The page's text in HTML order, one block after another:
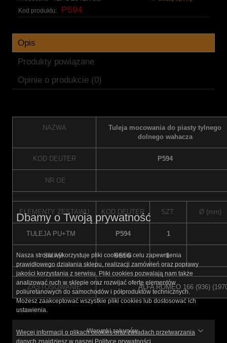
Kod produktu:
P594
Opis
Produkty powiązane
Opinie o produkcie (0)
NAZWA
Tuleja mocowania do piasty tylnego
dolnego wahacza
KOD DEUTER P594
NR OE
ELEMENTY ZESTAWU KOD DEUTER SZT. Ø (mm)
TULEJA PU+TM P594 1
SMAR SS5G 1
ZASTOSOWANIE ALFA ROMEO 166 (936)
Warunki zakupów
Dbamy o Twoją prywatność
Nasza strona wykorzystuje pliki cookies w celu zapewnienia
prawidłowego działania sklepu, realizacji zamówień oraz poprawy
jakości korzystania z serwisu. Pliki cookies pozwalają nam także
analizować ruch w sklepie oraz rozwijać ofertę elementów
poliuretanowych do samochodów i półproduktów technicznych.
Możesz zaakceptować wszystkie pliki cookies lub dostosować ich
ustawienia.
Więcej informacji o plikach cookies oraz zasadach przetwarzania
danych znajdziesz w naszej Polityce prywatności.